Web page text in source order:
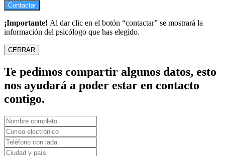
Contactar
¡Importante! Al dar clic en el botón “contactar” se mostrará la
información del psicólogo que has elegido.
CERRAR
Te pedimos compartir algunos datos, esto
nos ayudará a poder estar en contacto
contigo.